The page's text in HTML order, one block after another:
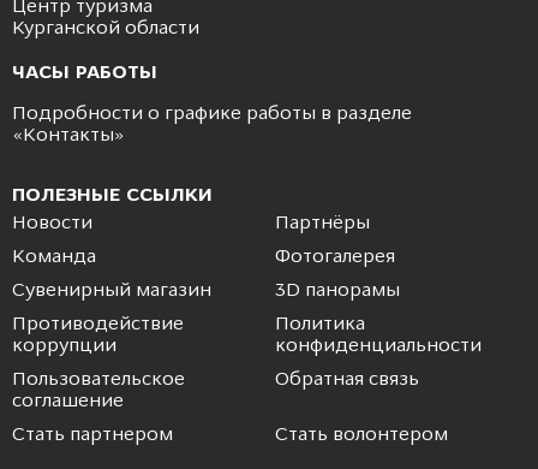
Центр туризма
Курганской области
ЧАСЫ РАБОТЫ
Подробности о графике работы в разделе
«Контакты»
ПОЛЕЗНЫЕ ССЫЛКИ
Новости
Партнёры
Команда
Фотогалерея
Сувенирный магазин
3D панорамы
Противодействие
коррупции
Политика
конфиденциальности
Пользовательское
соглашение
Обратная связь
Стать партнером Стать волонтером